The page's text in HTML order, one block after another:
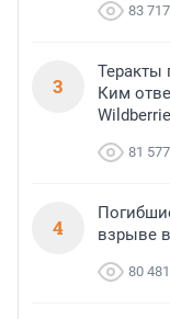
83 717
3
Теракты
Ким
81 577
4
взрыве
80 481